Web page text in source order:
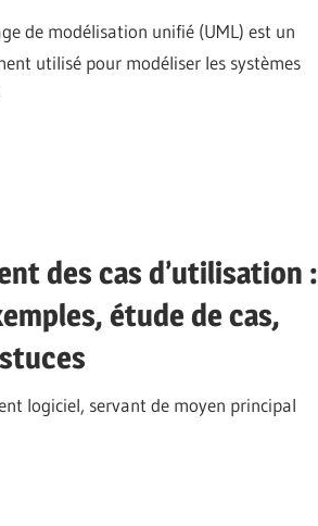
de modélisation unifié (UML) est un
utilisé pour modéliser les systèmes
des cas d’utilisation :
étude de cas,
logiciel, servant de moyen principal